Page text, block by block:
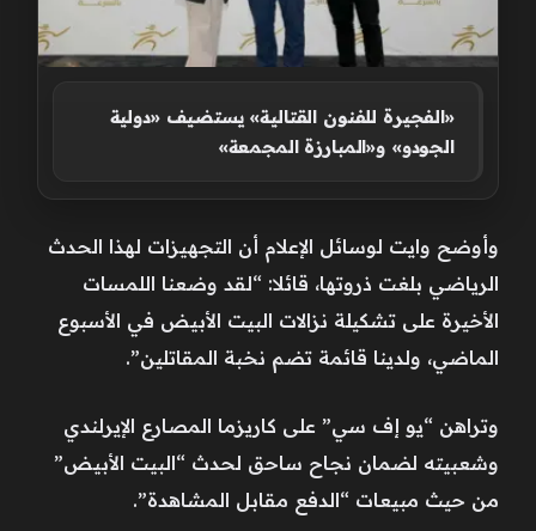
«الفجيرة للفنون القتالية» يستضيف «دولية
الجودو» و«المبارزة المجمعة»
وأوضح وايت لوسائل الإعلام أن التجهيزات لهذا الحدث
الرياضي بلغت ذروتها، قائلا: “لقد وضعنا اللمسات
الأخيرة على تشكيلة نزالات البيت الأبيض في الأسبوع
الماضي، ولدينا قائمة تضم نخبة المقاتلين”.
وتراهن “يو إف سي” على كاريزما المصارع الإيرلندي
وشعبيته لضمان نجاح ساحق لحدث “البيت الأبيض”
من حيث مبيعات “الدفع مقابل المشاهدة”.